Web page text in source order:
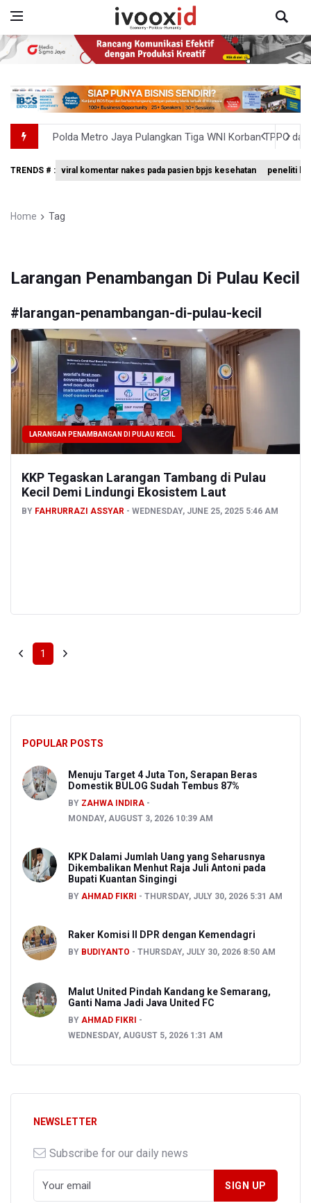
Polda Metro Jaya Pulangkan Tiga WNI Korban TPPO
Polisi Selidiki Temuan Senjata Api di Yayasan Sekolah
Pemerintah Gelar Operasi Modifikasi Cuaca Percepat
TRENDS # : viral komentar nakes pada pasien bpjs kesehatan peneliti
Home Tag
Larangan Penambangan Di Pulau Kecil
# larangan-penambangan-di-pulau-kecil
LARANGAN PENAMBANGAN DI PULAU KECIL
KKP Tegaskan Larangan Tambang di Pulau
Kecil Demi Lindungi Ekosistem Laut
BY FAHRURRAZI ASSYAR WEDNESDAY, JUNE 25, 2025 5:46 AM
1
POPULAR POSTS
Menuju Target 4 Juta Ton, Serapan Beras
Domestik BULOG Sudah Tembus 87%
BY ZAHWA INDIRA
MONDAY, AUGUST 3, 2026 10:39 AM
KPK Dalami Jumlah Uang yang Seharusnya
Dikembalikan Menhut Raja Juli Antoni pada
Bupati Kuantan Singingi
BY AHMAD FIKRI THURSDAY, JULY 30, 2026 5:31 AM
Raker Komisi II DPR dengan Kemendagri
BY BUDIYANTO THURSDAY, JULY 30, 2026 8:50 AM
Malut United Pindah Kandang ke Semarang,
Ganti Nama Jadi Java United FC
BY AHMAD FIKRI
WEDNESDAY, AUGUST 5, 2026 1:31 AM
NEWSLETTER
Subscribe for our daily news